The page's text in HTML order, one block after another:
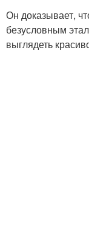
Он доказывает,
безусловным
выглядеть